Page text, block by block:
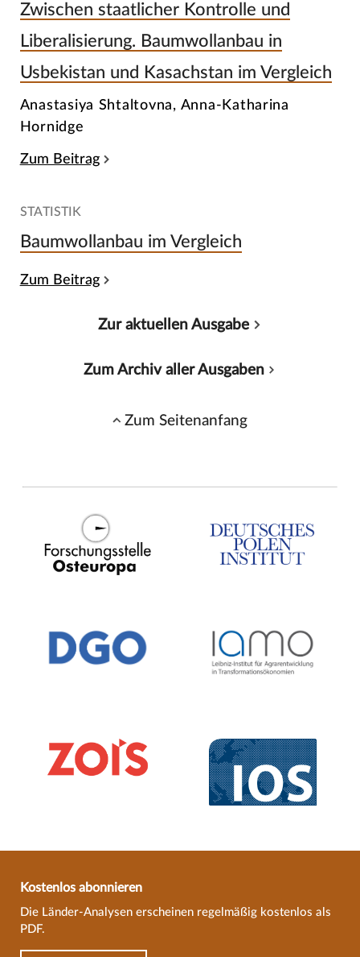
Zwischen staatlicher Kontrolle und
Liberalisierung. Baumwollanbau in
Usbekistan und Kasachstan im Vergleich
Anastasiya Shtaltovna, Anna-Katharina
Hornidge
Zum Beitrag
STATISTIK
Baumwollanbau im Vergleich
Zum Beitrag
Zur aktuellen Ausgabe
Zum Archiv aller Ausgaben
Zum Seitenanfang
Kostenlos abonnieren
Die Länder-Analysen erscheinen regelmäßig kostenlos als
PDF.